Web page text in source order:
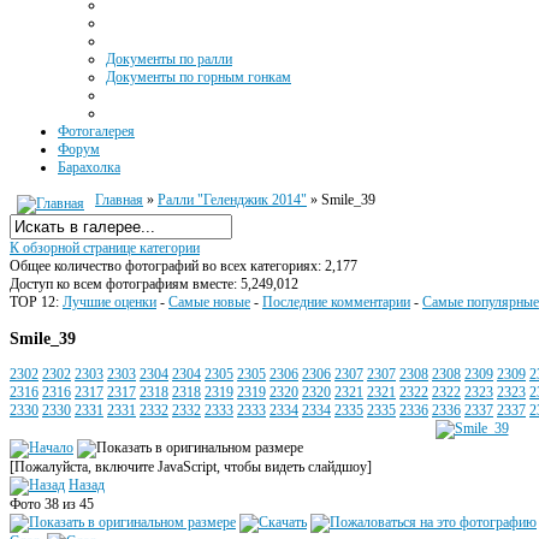
Документы по ралли
Документы по горным гонкам
Фотогалерея
Форум
Барахолка
Главная » Ралли "Геленджик 2014" » Smile_39
К обзорной странице категории
Общее количество фотографий во всех категориях: 2,177
Доступ ко всем фотографиям вместе: 5,249,012
TOP 12: Лучшие оценки - Самые новые - Последние комментарии - Самые популярные
Smile_39
2302 2302 2303 2303 2304 2304 2305 2305 2306 2306 2307 2307 2308 2308 2309 2309
2316 2316 2317 2317 2318 2318 2319 2319 2320 2320 2321 2321 2322 2322 2323 2323
2330 2330 2331 2331 2332 2332 2333 2333 2334 2334 2335 2335 2336 2336 2337 2337
[Пожалуйста, включите JavaScript, чтобы видеть слайдшоу]
Назад
Фото 38 из 45